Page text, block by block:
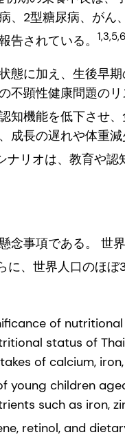
、2型糖尿病、がん
告されている。 1,3,5,6
態に加え、生後早
不顕性健康問題の
機能を低下させ、
成長の遅れや体重
ナリオは、教育や
念事項である。 世
に、世界人口のほぼ
of
status of
of calcium,
children
such as iron,
retinol, and